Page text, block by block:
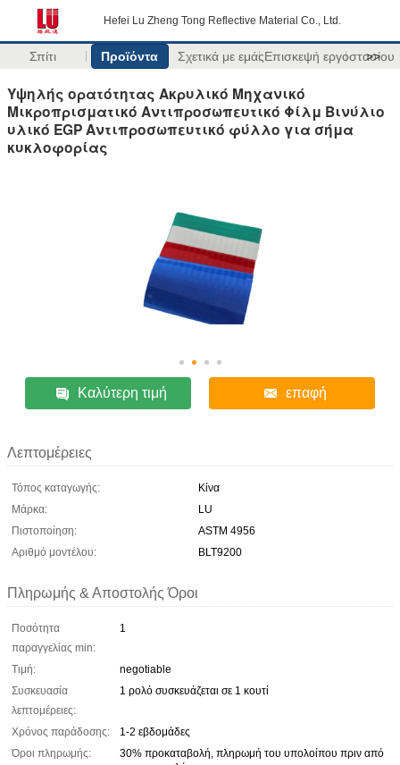
Hefei Lu Zheng Tong Reflective Material Co., Ltd.
Σπίτι Προϊόντα Σχετικά με εμάςΕπισκεψή εργοστασίου
>>
Υψηλής ορατότητας Ακρυλικό Μηχανικό
Μικροπρισματικό Αντιπροσωπευτικό Φίλμ Βινύλιο
υλικό EGP Αντιπροσωπευτικό φύλλο για σήμα
κυκλοφορίας
Καλύτερη τιμή επαφή
Λεπτομέρειες
Τόπος καταγωγής:
Κίνα
Μάρκα:
LU
Πιστοποίηση:
ASTM 4956
Αριθμό μοντέλου:
BLT9200
Πληρωμής & Αποστολής Όροι
Ποσότητα
παραγγελίας min:
1
Τιμή:
negotiable
Συσκευασία
λεπτομέρειες:
1 ρολό συσκευάζεται σε 1 κουτί
Χρόνος παράδοσης:
1-2 εβδομάδες
Όροι πληρωμής:
30% προκαταβολή, πληρωμή του υπολοίπου πριν από